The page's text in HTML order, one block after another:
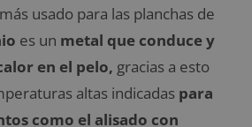
usado para las planchas de
es un metal que conduce y
en el pelo, gracias a esto
altas indicadas para
como el alisado con